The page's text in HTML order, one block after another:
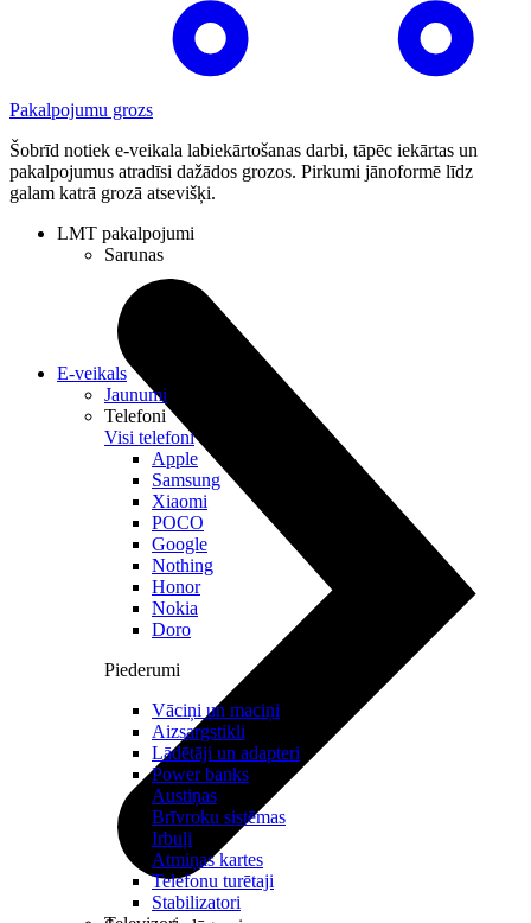
Pakalpojumu grozs
Šobrīd notiek e-veikala labiekārtošanas darbi, tāpēc iekārtas un
pakalpojumus atradīsi dažādos grozos. Pirkumi jānoformē līdz
galam katrā grozā atsevišķi.
LMT pakalpojumi
Sarunas
E-veikals
Jaunumi
Telefoni
Visi telefoni
Apple
Samsung
Xiaomi
POCO
Google
Nothing
Honor
Nokia
Doro
Piederumi
Vāciņi un maciņi
Aizsargstikli
Lādētāji un adapteri
Power banks
Austiņas
Brīvroku sistēmas
Irbuļi
Atmiņas kartes
Telefonu turētaji
Stabilizatori